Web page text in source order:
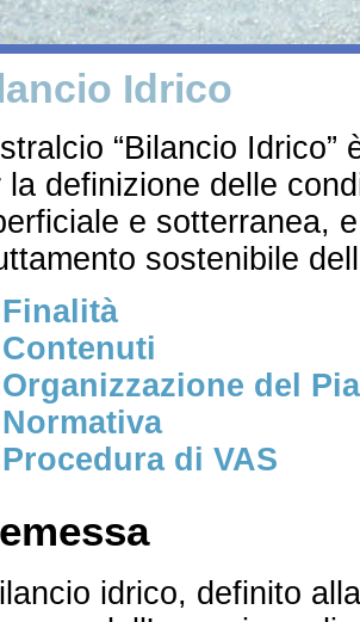
Idrico
“Bilancio
la definizione delle
e sotterranea,
sostenibile
Finalità
Contenuti
Organizzazione del
Normativa
Procedura di VAS
idrico, definito